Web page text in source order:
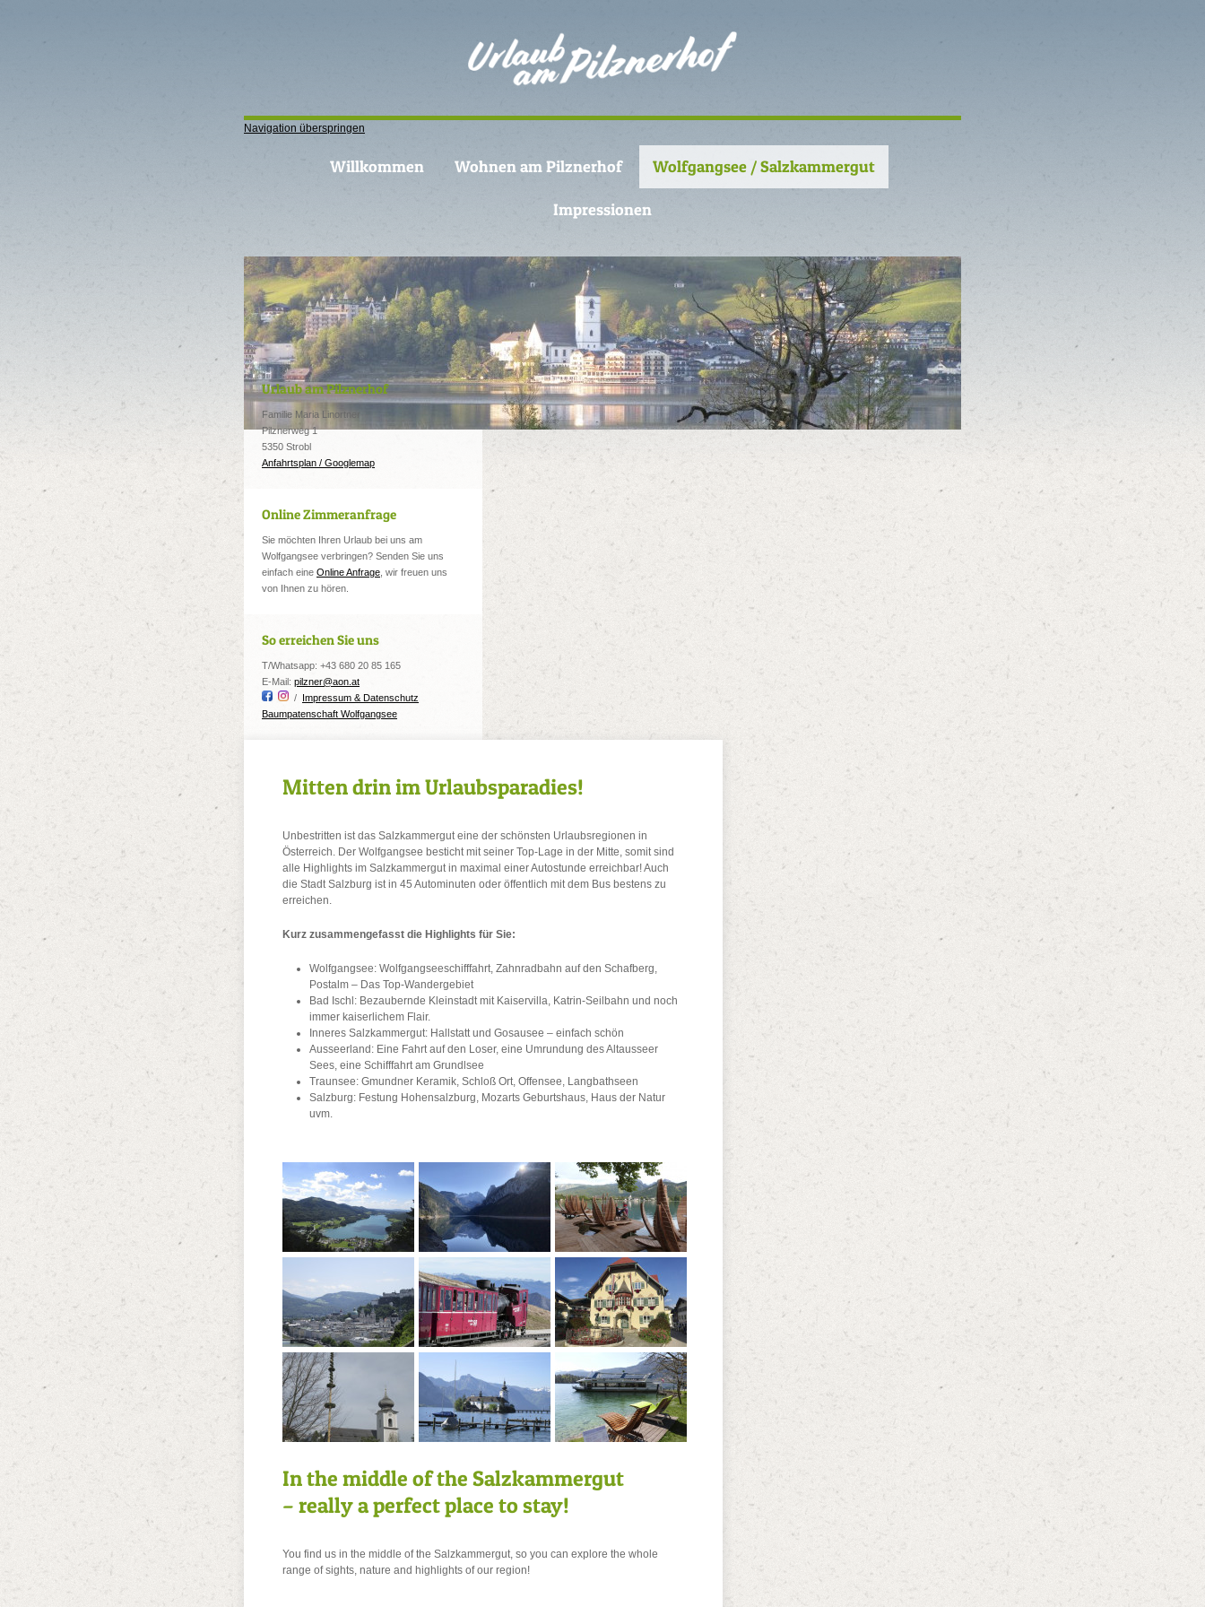
Navigation überspringen
Willkommen Wohnen am Pilznerhof Wolfgangsee / Salzkammergut
Impressionen
Urlaub am Pilznerhof
Familie Maria Linortner
Pilznerweg 1
5350 Strobl
Anfahrtsplan / Googlemap
Online Zimmeranfrage
Sie möchten Ihren Urlaub bei uns am
Wolfgangsee verbringen? Senden Sie uns
einfach eine Online Anfrage , wir freuen uns
von Ihnen zu hören.
So erreichen Sie uns
T/Whatsapp: +43 680 20 85 165
E-Mail: pilzner@aon.at
/ Impressum & Datenschutz
Baumpatenschaft Wolfgangsee
Mitten drin im Urlaubsparadies!
Unbestritten ist das Salzkammergut eine der schönsten Urlaubsregionen in
Österreich. Der Wolfgangsee besticht mit seiner Top-Lage in der Mitte, somit sind
alle Highlights im Salzkammergut in maximal einer Autostunde erreichbar! Auch
die Stadt Salzburg ist in 45 Autominuten oder öffentlich mit dem Bus bestens zu
erreichen.
Kurz zusammengefasst die Highlights für Sie:
Wolfgangsee: Wolfgangseeschifffahrt, Zahnradbahn auf den Schafberg,
Postalm – Das Top-Wandergebiet
Bad Ischl: Bezaubernde Kleinstadt mit Kaiservilla, Katrin-Seilbahn und noch
immer kaiserlichem Flair.
Inneres Salzkammergut: Hallstatt und Gosausee – einfach schön
Ausseerland: Eine Fahrt auf den Loser, eine Umrundung des Altausseer
Sees, eine Schifffahrt am Grundlsee
Traunsee: Gmundner Keramik, Schloß Ort, Offensee, Langbathseen
Salzburg: Festung Hohensalzburg, Mozarts Geburtshaus, Haus der Natur
uvm.
In the middle of the Salzkammergut
– really a perfect place to stay!
You find us in the middle of the Salzkammergut, so you can explore the whole
range of sights, nature and highlights of our region!